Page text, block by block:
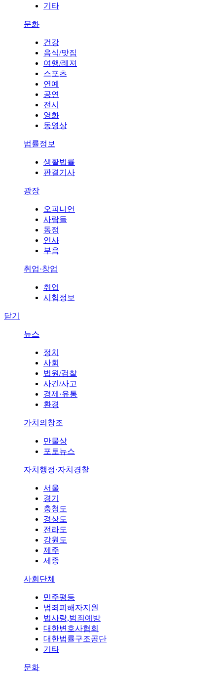
기타
문화
건강
음식/맛집
여행/레져
스포츠
연예
공연
전시
영화
동영상
법률정보
생활법률
판결기사
광장
오피니언
사람들
동정
인사
부음
취업·창업
취업
시험정보
닫기
뉴스
정치
사회
법원/검찰
사건/사고
경제·유통
환경
가치의창조
만물상
포토뉴스
자치행정·자치경찰
서울
경기
충청도
경상도
전라도
강원도
제주
세종
사회단체
민주평등
범죄피해자지원
법사랑,범죄예방
대한변호사협회
대한법률구조공단
기타
문화